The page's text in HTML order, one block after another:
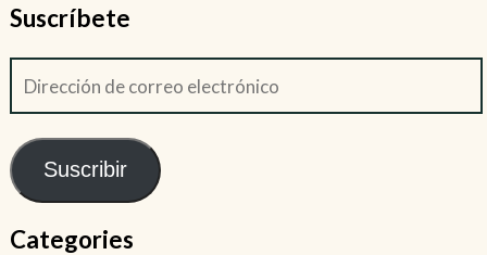
Suscríbete
Suscribir
Categories